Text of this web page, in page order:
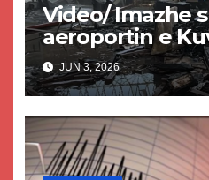
Video/ Imazhe
aeroportin e
sulmit iranian,
dhe shumë të
JUN 3, 2026